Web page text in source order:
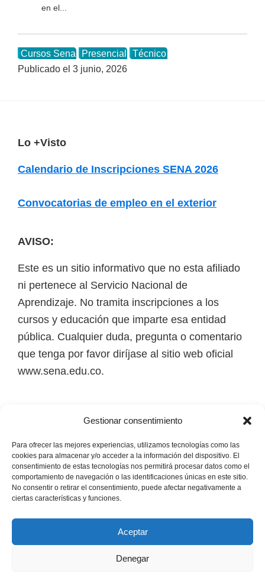
en el...
Cursos Sena Presencial
Técnico
Publicado el 3 junio, 2026
Lo +Visto
Calendario de Inscripciones SENA 2026
Convocatorias de empleo en el exterior
AVISO:
Este es un sitio informativo que no esta afiliado
ni pertenece al Servicio Nacional de
Aprendizaje. No tramita inscripciones a los
cursos y educación que imparte esa entidad
pública. Cualquier duda, pregunta o comentario
que tenga por favor diríjase al sitio web oficial
www.sena.edu.co.
nombres comerciales, marcas registradas, logos
e imágenes pertenecen a sus respectivos
propietarios.
Mapa del Sitio
Copyright © 2026 · Senaofertaeducativa.com ·
Gestionar consentimiento
Para ofrecer las mejores experiencias, utilizamos tecnologías como las
cookies para almacenar y/o acceder a la información del dispositivo. El
consentimiento de estas tecnologías nos permitirá procesar datos como el
comportamiento de navegación o las identificaciones únicas en este sitio.
No consentir o retirar el consentimiento, puede afectar negativamente a
ciertas características y funciones.
Aceptar
Denegar